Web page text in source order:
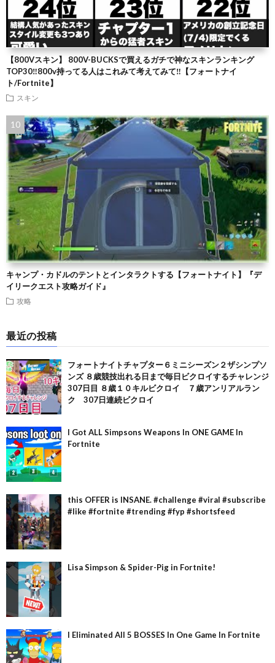
【800Vスキン】 800V-BUCKSで買えるガチで神なスキンランキング
TOP30‼️800v持ってる人はこれみて考えてみて‼️【フォートナイ
ト/Fortnite】
スキン
キャンプ・カドルのテントとインタラクトする【フォートナイト】『デ
イリークエスト攻略ガイド』
攻略
最近の投稿
フォートナイトチャプター６ミニシーズン２ザシンプソ
ンズ ８歳競技出れる日まで毎日ビクロイするチャレンジ
307日目 ８歳１０キルビクロイ ７歳アンリアルラン
ク 307日連続ビクロイ
I Got ALL Simpsons Weapons In ONE GAME In
Fortnite
this OFFER is INSANE. #challenge #viral #subscribe
#like #fortnite #trending #fyp #shortsfeed
Lisa Simpson & Spider-Pig in Fortnite!
I Eliminated All 5 BOSSES In One Game In Fortnite